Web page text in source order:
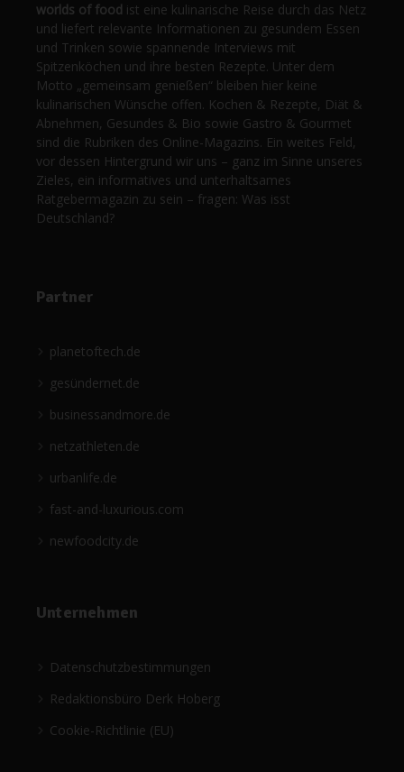
worlds of food ist eine kulinarische Reise durch das Netz
und liefert relevante Informationen zu gesundem Essen
und Trinken sowie spannende Interviews mit
Spitzenköchen und ihre besten Rezepte. Unter dem
Motto „gemeinsam genießen“ bleiben hier keine
kulinarischen Wünsche offen. Kochen & Rezepte, Diät &
Abnehmen, Gesundes & Bio sowie Gastro & Gourmet
sind die Rubriken des Online-Magazins. Ein weites Feld,
vor dessen Hintergrund wir uns – ganz im Sinne unseres
Zieles, ein informatives und unterhaltsames
Ratgebermagazin zu sein – fragen: Was isst
Deutschland?
Partner
planetoftech.de
gesündernet.de
businessandmore.de
netzathleten.de
urbanlife.de
fast-and-luxurious.com
newfoodcity.de
Unternehmen
Datenschutzbestimmungen
Redaktionsbüro Derk Hoberg
Cookie-Richtlinie (EU)